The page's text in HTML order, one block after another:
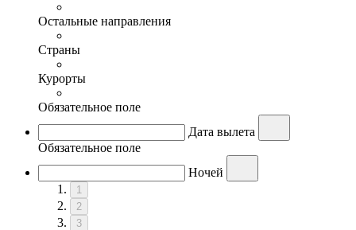
Остальные направления
Страны
Курорты
Обязательное поле
Дата вылета
Обязательное поле
Ночей
1
2
3